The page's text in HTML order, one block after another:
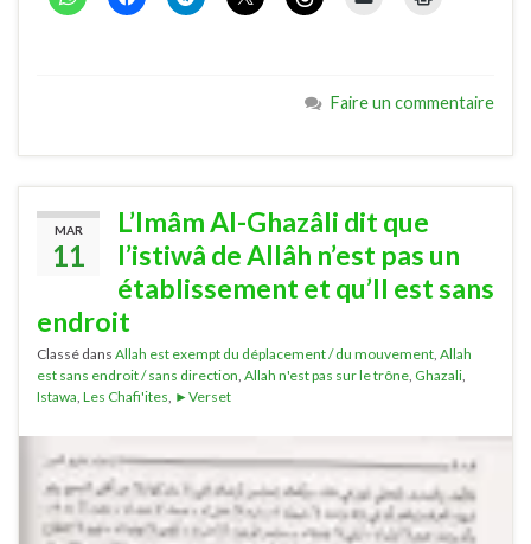
Faire un commentaire
MAR
11
L’Imâm Al-Ghazâli dit que
l’istiwâ de Allâh n’est pas un
établissement et qu’Il est sans
endroit
Classé dans Allah est exempt du déplacement / du mouvement, Allah
est sans endroit / sans direction, Allah n'est pas sur le trône, Ghazali,
Istawa, Les Chafi'ites, ►Verset